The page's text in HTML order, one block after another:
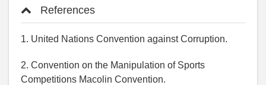
References
1. United Nations Convention against Corruption.
2. Convention on the Manipulation of Sports
Competitions Macolin Convention.